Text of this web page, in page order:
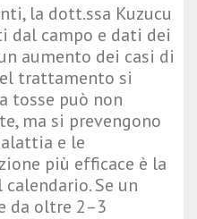
la dott.ssa Kuzucu
dal campo e dati dei
aumento dei casi di
trattamento si
tosse può non
ma si prevengono
e le
più efficace è la
Se un
da oltre 2–3